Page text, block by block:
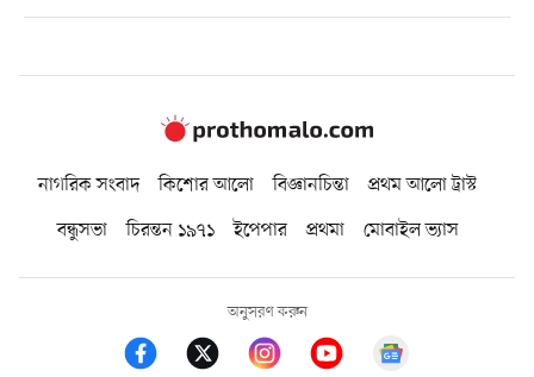
নাগরিক সংবাদ কিশোর আলো বিজ্ঞানচিন্তা
প্রথম আলো ট্রাস্ট
বন্ধুসভা
চিরন্তন ১৯৭১ ইপেপার প্রথমা মোবাইল ভ্যাস
অনুসরণ করুন